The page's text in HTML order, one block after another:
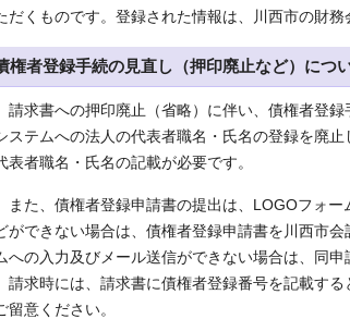
だくものです。登録された情報は、川西市の財務
権者登録手続の見直し（押印廃止など）につ
求書への押印廃止（省略）に伴い、債権者登録
ステムへの法人の代表者職名・氏名の登録を廃
表者職名・氏名の記載が必要です。
た、債権者登録申請書の提出は、LOGOフォー
ができない場合は、債権者登録申請書を川西市
への入力及びメール送信ができない場合は、同申
求時には、請求書に債権者登録番号を記載する
留意ください。